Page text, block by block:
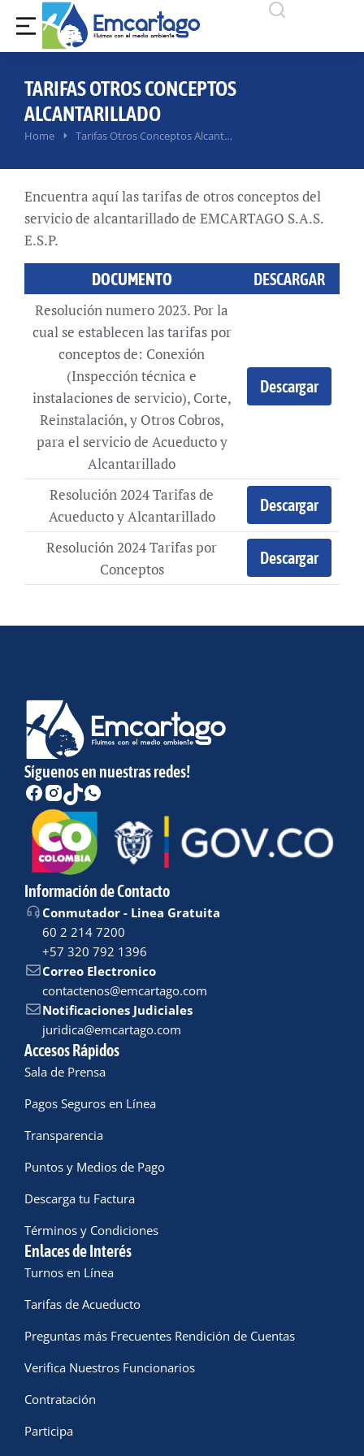
TARIFAS OTROS CONCEPTOS
ALCANTARILLADO
You are here:
Home Tarifas Otros Conceptos Alcant…
Encuentra aquí las tarifas de otros conceptos del
servicio de alcantarillado de EMCARTAGO S.A.S.
E.S.P.
DOCUMENTO
DESCARGAR
Resolución numero 2023. Por la
cual se establecen las tarifas por
conceptos de: Conexión
(Inspección técnica e
instalaciones de servicio), Corte,
Reinstalación, y Otros Cobros,
para el servicio de Acueducto y
Alcantarillado
Descargar
Resolución 2024 Tarifas de
Acueducto y Alcantarillado
Descargar
Resolución 2024 Tarifas por
Conceptos
Descargar
Síguenos en nuestras redes!
Información de Contacto
Conmutador - Linea Gratuita
60 2 214 7200
+57 320 792 1396
Correo Electronico
contactenos@emcartago.com
Notificaciones Judiciales
juridica@emcartago.com
Accesos Rápidos
Sala de Prensa
Pagos Seguros en Línea
Transparencia
Puntos y Medios de Pago
Descarga tu Factura
Términos y Condiciones
Enlaces de Interés
Turnos en Línea
Tarifas de Acueducto
Preguntas más Frecuentes Rendición de Cuentas
Verifica Nuestros Funcionarios
Contratación
Participa